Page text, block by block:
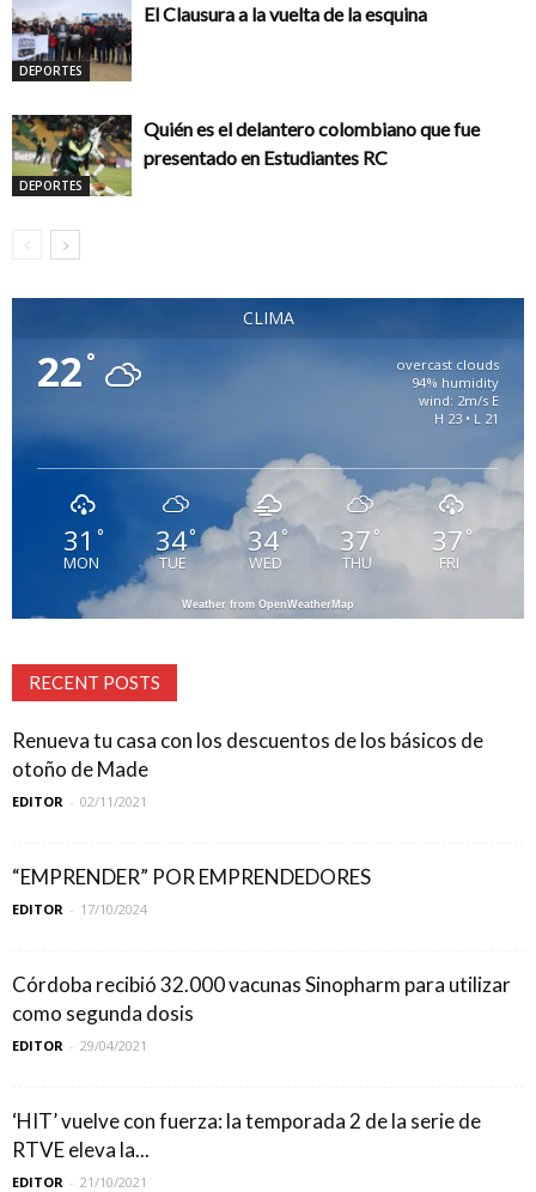
DEPORTES
El Clausura a la vuelta de la esquina
DEPORTES
Quién es el delantero colombiano que fue
presentado en Estudiantes RC
CLIMA
22 °
overcast clouds
94% humidity
wind: 2m/s E
H 23 • L 21
31 °
MON
34°
TUE
34°
WED
37 °
THU
37 °
FRI
Weather from OpenWeatherMap
RECENT POSTS
Renueva tu casa con los descuentos de los básicos de
otoño de Made
EDITOR - 02/11/2021
“EMPRENDER” POR EMPRENDEDORES
EDITOR - 17/10/2024
Córdoba recibió 32.000 vacunas Sinopharm para utilizar
como segunda dosis
EDITOR - 29/04/2021
‘HIT’ vuelve con fuerza: la temporada 2 de la serie de
RTVE eleva la...
EDITOR - 21/10/2021